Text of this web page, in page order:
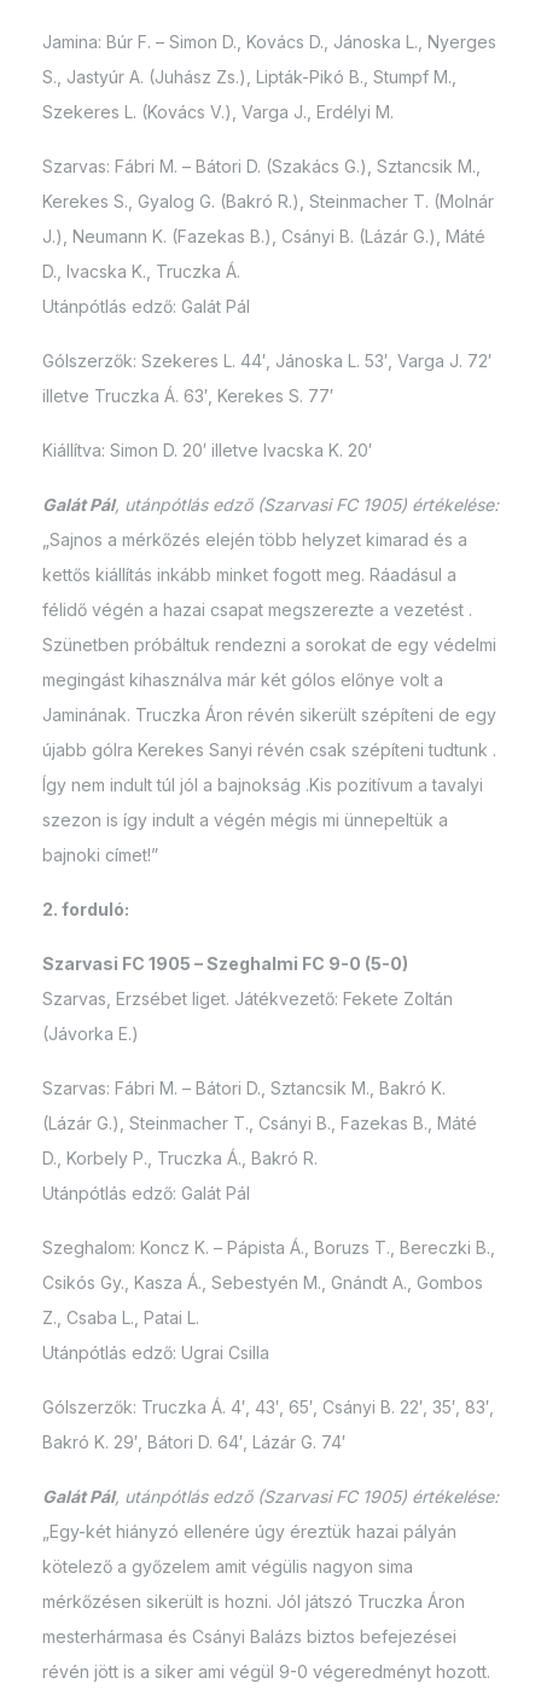
Jamina: Búr F. – Simon D., Kovács D., Jánoska L., Nyerges
S., Jastyúr A. (Juhász Zs.), Lipták-Pikó B., Stumpf M.,
Szekeres L. (Kovács V.), Varga J., Erdélyi M.
Szarvas: Fábri M. – Bátori D. (Szakács G.), Sztancsik M.,
Kerekes S., Gyalog G. (Bakró R.), Steinmacher T. (Molnár
J.), Neumann K. (Fazekas B.), Csányi B. (Lázár G.), Máté
D., Ivacska K., Truczka Á.
Utánpótlás edző: Galát Pál
Gólszerzők: Szekeres L. 44′, Jánoska L. 53′, Varga J. 72′
illetve Truczka Á. 63′, Kerekes S. 77′
Kiállítva: Simon D. 20′ illetve Ivacska K. 20′
Galát Pál, utánpótlás edző (Szarvasi FC 1905) értékelése:
„Sajnos a mérkőzés elején több helyzet kimarad és a
kettős kiállítás inkább minket fogott meg. Ráadásul a
félidő végén a hazai csapat megszerezte a vezetést .
Szünetben próbáltuk rendezni a sorokat de egy védelmi
megingást kihasználva már két gólos előnye volt a
Jaminának. Truczka Áron révén sikerült szépíteni de egy
újabb gólra Kerekes Sanyi révén csak szépíteni tudtunk .
Így nem indult túl jól a bajnokság .Kis pozitívum a tavalyi
szezon is így indult a végén mégis mi ünnepeltük a
bajnoki címet!”
2. forduló:
Szarvasi FC 1905 – Szeghalmi FC 9-0 (5-0)
Szarvas, Erzsébet liget. Játékvezető: Fekete Zoltán
(Jávorka E.)
Szarvas: Fábri M. – Bátori D., Sztancsik M., Bakró K.
(Lázár G.), Steinmacher T., Csányi B., Fazekas B., Máté
D., Korbely P., Truczka Á., Bakró R.
Utánpótlás edző: Galát Pál
Szeghalom: Koncz K. – Pápista Á., Boruzs T., Bereczki B.,
Csikós Gy., Kasza Á., Sebestyén M., Gnándt A., Gombos
Z., Csaba L., Patai L.
Utánpótlás edző: Ugrai Csilla
Gólszerzők: Truczka Á. 4′, 43′, 65′, Csányi B. 22′, 35′, 83′,
Bakró K. 29′, Bátori D. 64′, Lázár G. 74′
Galát Pál, utánpótlás edző (Szarvasi FC 1905) értékelése:
„Egy-két hiányzó ellenére úgy éreztük hazai pályán
kötelező a győzelem amit végülis nagyon sima
mérkőzésen sikerült is hozni. Jól játszó Truczka Áron
mesterhármasa és Csányi Balázs biztos befejezései
révén jött is a siker ami végül 9-0 végeredményt hozott.